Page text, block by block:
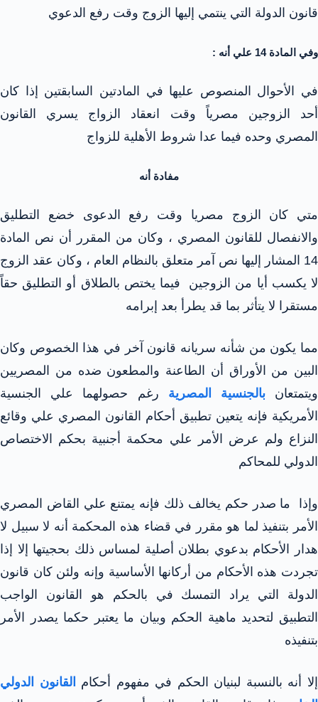
قانون الدولة التي ينتمي إليها الزوج وقت رفع الدعوي
وفي المادة 14 علي أنه :
في الأحوال المنصوص عليها في المادتين السابقتين إذا كان
أحد الزوجين مصرياً وقت انعقاد الزواج يسري القانون
المصري وحده فيما عدا شروط الأهلية للزواج
مفادة أنه
متي كان الزوج مصريا وقت رفع الدعوى خضع التطليق
والانفصال للقانون المصري ، وكان من المقرر أن نص المادة
14 المشار إليها نص آمر متعلق بالنظام العام ، وكان عقد الزوج
لا يكسب أيا من الزوجين فيما يختص بالطلاق أو التطليق حقاً
مستقرا لا يتأثر بما قد يطرأ بعد إبرامه
مما يكون من شأنه سريانه قانون آخر في هذا الخصوص وكان
البين من الأوراق أن الطاعنة والمطعون ضده من المصريين
ويتمتعانبالجنسية المصرية رغم حصولهما علي الجنسية
الأمريكية فإنه يتعين تطبيق أحكام القانون المصري علي وقائع
النزاع ولم عرض الأمر علي محكمة أجنبية بحكم الاختصاص
الدولي للمحاكم
وإذا ما صدر حكم يخالف ذلك فإنه يمتنع علي القاض المصري
الأمر بتنفيذ لما هو مقرر في قضاء هذه المحكمة أنه لا سبيل لا
هدار الأحكام بدعوي بطلان أصلية لمساس ذلك بحجيتها إلا إذا
تجردت هذه الأحكام من أركانها الأساسية وإنه ولئن كان قانون
الدولة التي يراد التمسك في بالحكم هو القانون الواجب
التطبيق لتحديد ماهية الحكم وبيان ما يعتبر حكما يصدر الأمر
بتنفيذه
إلا أنه بالنسبة لبنيان الحكم في مفهوم أحكام
القانون الدولي